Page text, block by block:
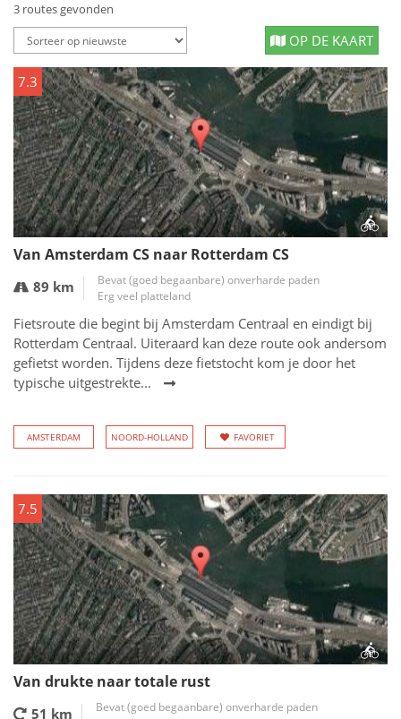
3 routes gevonden
OP DE KAART
7.3
Van Amsterdam CS naar Rotterdam CS
89 km
Bevat (goed begaanbare) onverharde paden
Erg veel platteland
Fietsroute die begint bij Amsterdam Centraal en eindigt bij
Rotterdam Centraal. Uiteraard kan deze route ook andersom
gefietst worden. Tijdens deze fietstocht kom je door het
typische uitgestrekte...
AMSTERDAM NOORD-HOLLAND FAVORIET
7.5
Van drukte naar totale rust
51 km
Bevat (goed begaanbare) onverharde paden